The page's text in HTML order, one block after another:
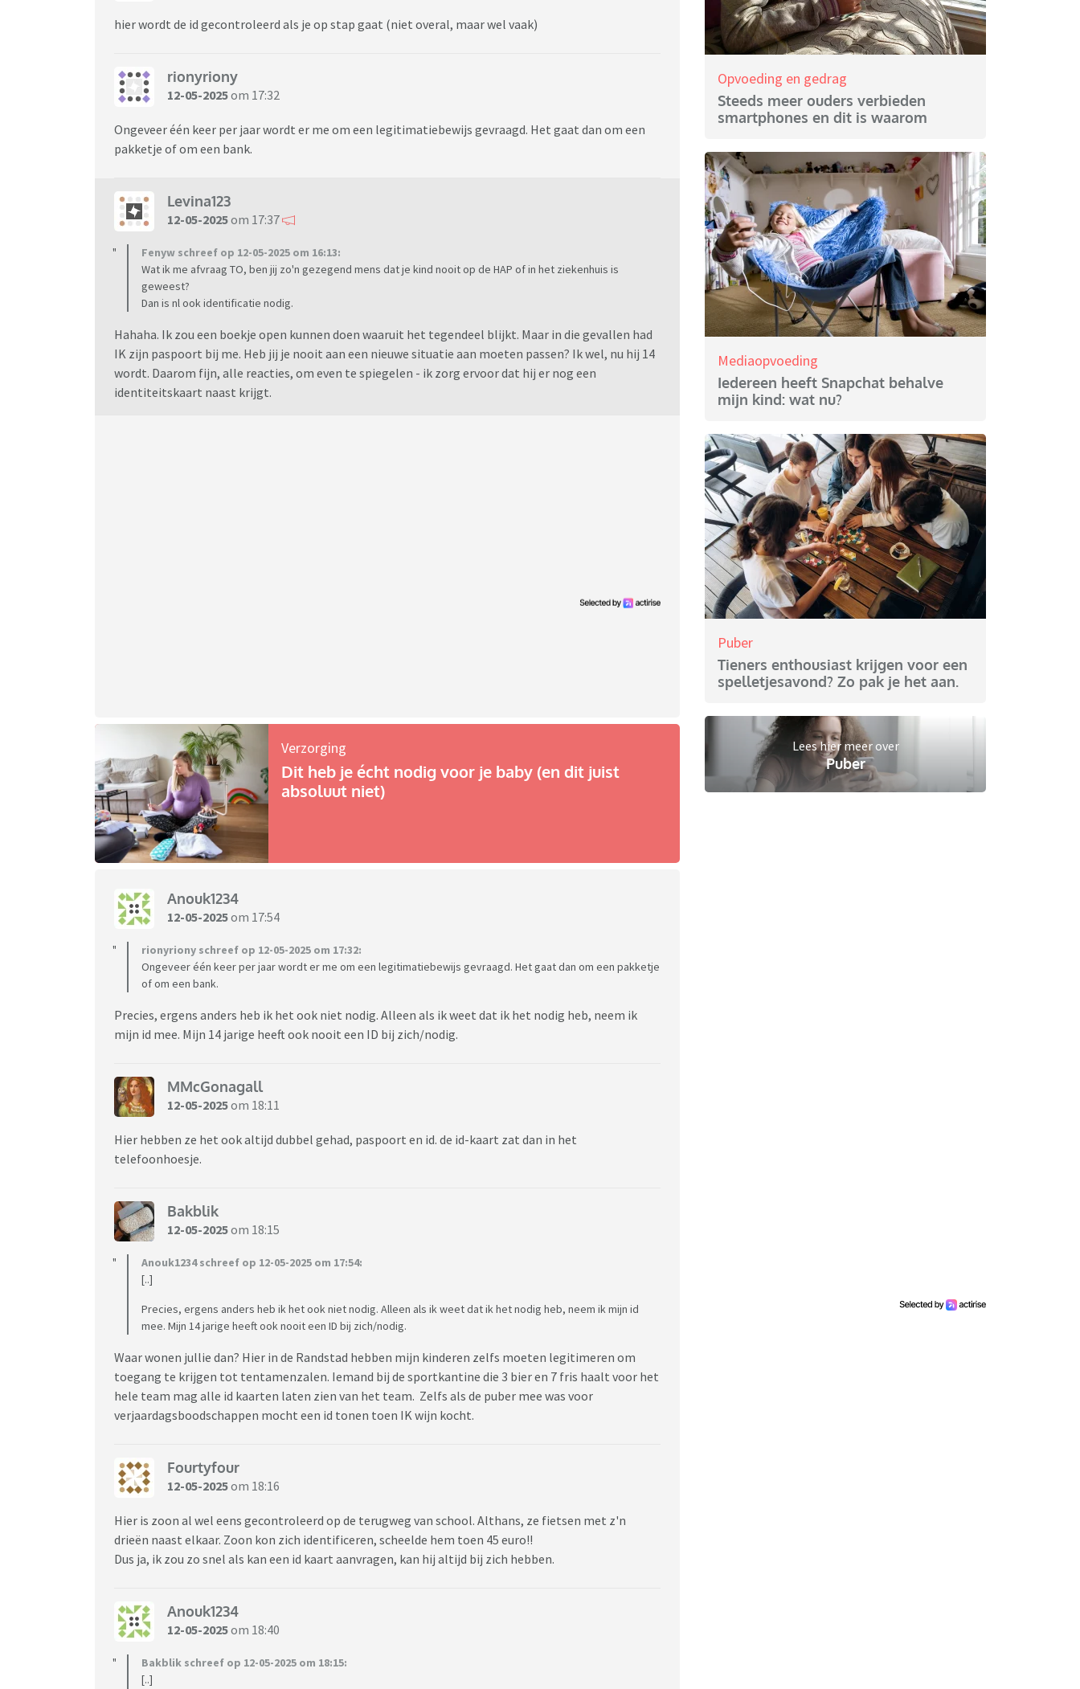
hier wordt de id gecontroleerd als je op stap gaat (niet overal, maar wel vaak)
rionyriony
12-05-2025om 17:32
Ongeveer één keer per jaar wordt er me om een legitimatiebewijs gevraagd. Het gaat dan om een
pakketje of om een bank.
Levina123
12-05-2025om 17:37
Fenyw schreef op 12-05-2025 om 16:13:
Wat ik me afvraag TO, ben jij zo'n gezegend mens dat je kind nooit op de HAP of in het ziekenhuis is
geweest?
Dan is nl ook identificatie nodig.
Hahaha. Ik zou een boekje open kunnen doen waaruit het tegendeel blijkt. Maar in die gevallen had
IK zijn paspoort bij me. Heb jij je nooit aan een nieuwe situatie aan moeten passen? Ik wel, nu hij 14
wordt. Daarom fijn, alle reacties, om even te spiegelen - ik zorg ervoor dat hij er nog een
identiteitskaart naast krijgt.
Verzorging
Dit heb je écht nodig voor je baby (en dit juist
absoluut niet)
Anouk1234
12-05-2025om 17:54
rionyriony schreef op 12-05-2025 om 17:32:
Ongeveer één keer per jaar wordt er me om een legitimatiebewijs gevraagd. Het gaat dan om een pakketje
of om een bank.
Precies, ergens anders heb ik het ook niet nodig. Alleen als ik weet dat ik het nodig heb, neem ik
mijn id mee. Mijn 14 jarige heeft ook nooit een ID bij zich/nodig.
MMcGonagall
12-05-2025om 18:11
Hier hebben ze het ook altijd dubbel gehad, paspoort en id. de id-kaart zat dan in het
telefoonhoesje.
Bakblik
12-05-2025om 18:15
Anouk1234 schreef op 12-05-2025 om 17:54:
[..]
Precies, ergens anders heb ik het ook niet nodig. Alleen als ik weet dat ik het nodig heb, neem ik mijn id
mee. Mijn 14 jarige heeft ook nooit een ID bij zich/nodig.
Waar wonen jullie dan? Hier in de Randstad hebben mijn kinderen zelfs moeten legitimeren om
toegang te krijgen tot tentamenzalen. Iemand bij de sportkantine die 3 bier en 7 fris haalt voor het
hele team mag alle id kaarten laten zien van het team. Zelfs als de puber mee was voor
verjaardagsboodschappen mocht een id tonen toen IK wijn kocht.
Fourtyfour
12-05-2025om 18:16
Hier is zoon al wel eens gecontroleerd op de terugweg van school. Althans, ze fietsen met z'n
drieën naast elkaar. Zoon kon zich identificeren, scheelde hem toen 45 euro!!
Dus ja, ik zou zo snel als kan een id kaart aanvragen, kan hij altijd bij zich hebben.
Anouk1234
12-05-2025om 18:40
Bakblik schreef op 12-05-2025 om 18:15:
[..]
Opvoeding en gedrag
Steeds meer ouders verbieden
smartphones en dit is waarom
Mediaopvoeding
Iedereen heeft Snapchat behalve
mijn kind: wat nu?
Puber
Tieners enthousiast krijgen voor een
spelletjesavond? Zo pak je het aan.
Lees hier meer over
Puber